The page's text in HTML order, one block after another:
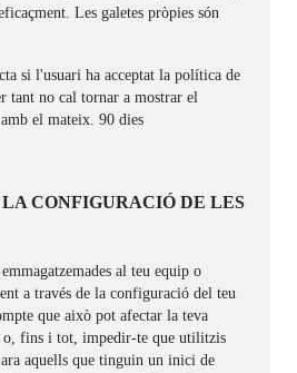
Les galetes pròpies són
si l'usuari ha acceptat la política de
tant no cal tornar a mostrar el
el mateix. 90 dies
CONFIGURACIÓ DE LES
al teu equip o
a través de la configuració del teu
que això pot afectar la teva
o, fins i tot, impedir-te que utilitzis
aquells que tinguin un inici de